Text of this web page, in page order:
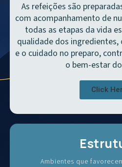
As refeições são
com acompanhamento de
todas as etapas da vida
qualidade dos
e o cuidado no preparo,
o bem-estar
Click
Ambientes que